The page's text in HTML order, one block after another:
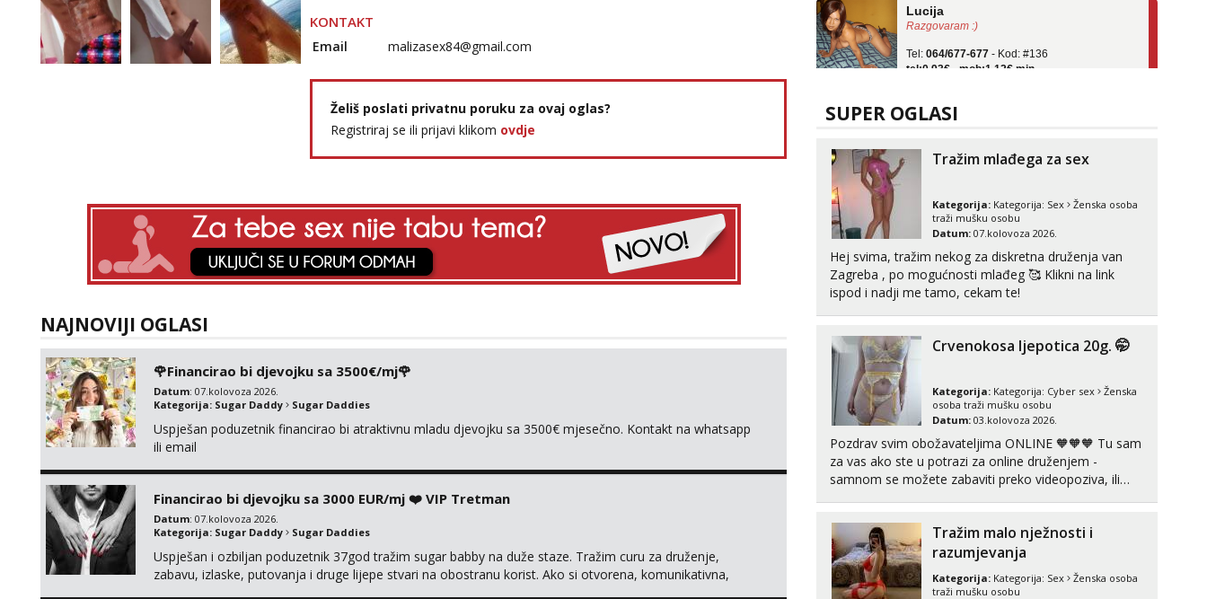
KONTAKT
Email malizasex84@gmail.com
Želiš poslati privatnu poruku za ovaj oglas?
Registriraj se ili prijavi klikom ovdje
NAJNOVIJI OGLASI
🌹Financirao bi djevojku sa 3500€/mj🌹
Datum: 07.kolovoza 2026.
Kategorija: Sugar Daddy Sugar Daddies
Uspješan poduzetnik financirao bi atraktivnu mladu djevojku sa 3500€ mjesečno. Kontakt na whatsapp
ili email
Financirao bi djevojku sa 3000 EUR/mj ❤️ VIP Tretman
Datum: 07.kolovoza 2026.
Kategorija: Sugar Daddy Sugar Daddies
Uspješan i ozbiljan poduzetnik 37god tražim sugar babby na duže staze. Tražim curu za druženje,
zabavu, izlaske, putovanja i druge lijepe stvari na obostranu korist. Ako si otvorena, komunikativna,
Razgovaram :)
064/677-677
tel:0,93€ - mob:1,12€ min
Obavijesti me kada se oslobodi
Čekam tvoj poziv!
tel:0,93€ - mob:1,12€ min
SUPER OGLASI
Tražim mlađega za sex
Kategorija: Kategorija: Sex
Ženska osoba
traži mušku osobu
Datum: 07.kolovoza 2026.
Hej svima, tražim nekog za diskretna druženja van
Zagreba , po mogućnosti mlađeg 🥰 Klikni na link
ispod i nadji me tamo, cekam te!
Crvenokosa ljepotica 20g. 🤭
Kategorija: Kategorija: Cyber sex
Ženska
osoba traži mušku osobu
Datum: 03.kolovoza 2026.
Pozdrav svim obožavateljima ONLINE 🧡🧡🧡 Tu sam
za vas ako ste u potrazi za online druženjem -
samnom se možete zabaviti preko videopoziva, ili
tipkanja uz slike i hot line pozive. Za vas sam
pripremila ...
Tražim malo nježnosti i
razumjevanja
Kategorija: Kategorija: Sex
Ženska osoba
traži mušku osobu